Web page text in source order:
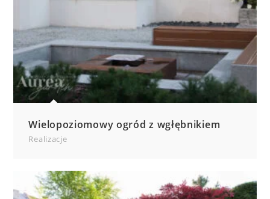
Wielopoziomowy ogród z wgłębnikiem
Realizacje